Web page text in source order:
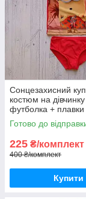
Сонцезахисний
костюм на
футболка +
р.74-80 – 6-12
Готово до
225 ₴/комплект
400 ₴/комплект
Купити